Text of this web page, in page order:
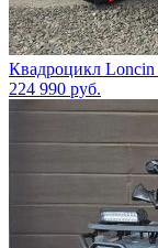
Квадроцикл
224 990 руб.